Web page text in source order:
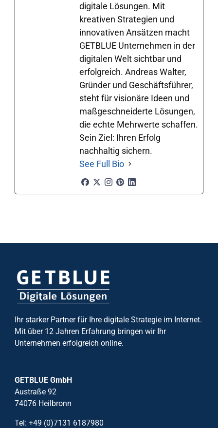
digitale Lösungen. Mit
kreativen Strategien und
innovativen Ansätzen macht
GETBLUE Unternehmen in der
digitalen Welt sichtbar und
erfolgreich. Andreas Walter,
Gründer und Geschäftsführer,
steht für visionäre Ideen und
maßgeschneiderte Lösungen,
die echte Mehrwerte schaffen.
Sein Ziel: Ihren Erfolg
nachhaltig sichern.
See Full Bio
Ihr starker Partner für Ihre digitale Strategie im Internet.
Mit über 12 Jahren Erfahrung bringen wir Ihr
Unternehmen erfolgreich online.
GETBLUE GmbH
Austraße 92
74076 Heilbronn
Tel: +49 (0)7131 6187980